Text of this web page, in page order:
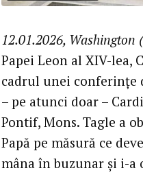
12.01.2026, Washington
Papei Leon al XIV-lea,
cadrul unei conferințe
– pe atunci doar –
Pontif, Mons. Tagle a
Papă pe măsură ce
mâna în buzunar și i-a